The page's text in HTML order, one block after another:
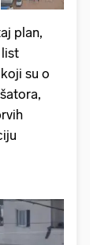
plan,
su o